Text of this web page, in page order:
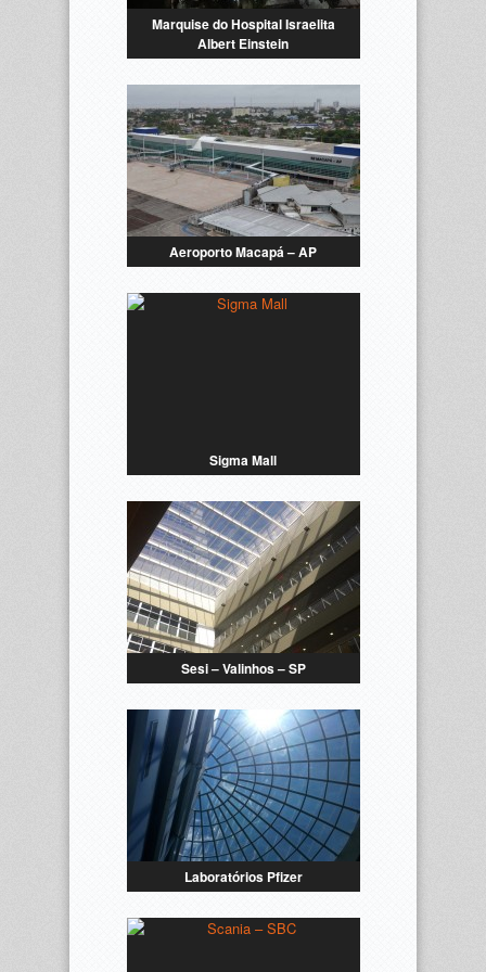
Marquise do Hospital Israelita
Albert Einstein
Aeroporto Macapá – AP
Sigma Mall
Sesi – Valinhos – SP
Laboratórios Pfizer